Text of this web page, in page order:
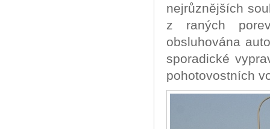
nejrůznějších
z raných
obsluhována
sporadické
pohotovostních